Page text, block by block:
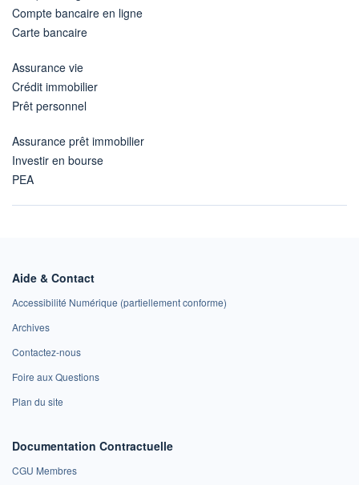
Compte bancaire en ligne
Carte bancaire
Assurance vie
Crédit immobilier
Prêt personnel
Assurance prêt immobilier
Investir en bourse
PEA
Aide & Contact
Accessibilité Numérique (partiellement conforme)
Archives
Contactez-nous
Foire aux Questions
Plan du site
Documentation Contractuelle
CGU Membres